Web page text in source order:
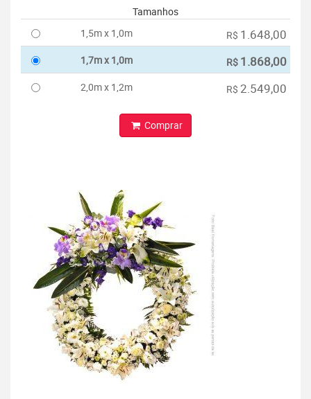
Tamanhos
1,5m x 1,0m
R$ 1.648,00
1,7m x 1,0m R$ 1.868,00
2,0m x 1,2m R$ 2.549,00
Comprar